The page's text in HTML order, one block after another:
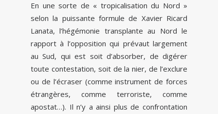
En une sorte de « tropicalisation du Nord »
selon la puissante formule de Xavier Ricard
Lanata, l’hégémonie transplante au Nord le
rapport à l’opposition qui prévaut largement
au Sud, qui est soit d’absorber, de digérer
toute contestation, soit de la nier, de l’exclure
ou de l’écraser (comme instrument de forces
étrangères, comme terroriste, comme
apostat…). Il n’y a ainsi plus de confrontation